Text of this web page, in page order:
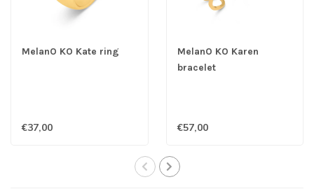
MelanO KO Kate ring
€37,00
MelanO KO Karen
bracelet
€57,00